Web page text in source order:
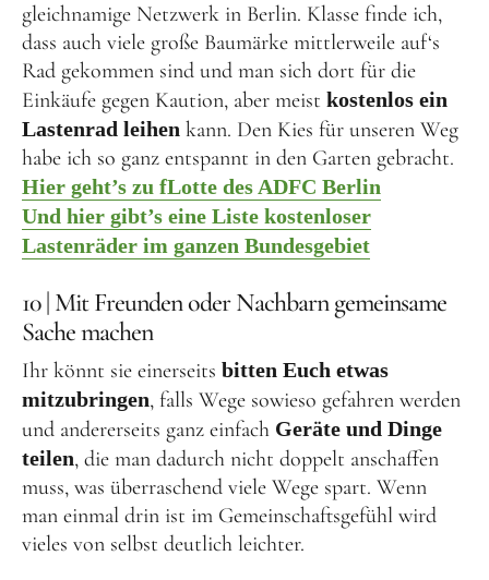
gleichnamige Netzwerk in Berlin. Klasse finde ich,
dass auch viele große Baumärke mittlerweile auf‘s
Rad gekommen sind und man sich dort für die
Einkäufe gegen Kaution, aber meist kostenlos ein
Lastenrad leihen kann. Den Kies für unseren Weg
habe ich so ganz entspannt in den Garten gebracht.
Hier geht’s zu fLotte des ADFC Berlin
Und hier gibt’s eine Liste kostenloser
Lastenräder im ganzen Bundesgebiet
10 | Mit Freunden oder Nachbarn gemeinsame
Sache machen
Ihr könnt sie einerseits bitten Euch etwas
mitzubringen, falls Wege sowieso gefahren werden
und andererseits ganz einfach Geräte und Dinge
teilen, die man dadurch nicht doppelt anschaffen
muss, was überraschend viele Wege spart. Wenn
man einmal drin ist im Gemeinschaftsgefühl wird
vieles von selbst deutlich leichter.